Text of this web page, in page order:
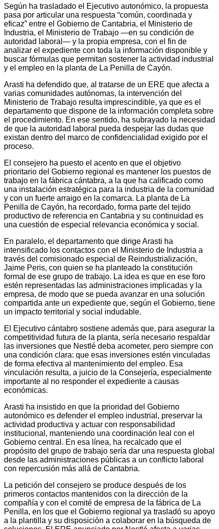
Según ha trasladado el Ejecutivo autonómico, la propuesta
pasa por articular una respuesta “común, coordinada y
eficaz” entre el Gobierno de Cantabria, el Ministerio de
Industria, el Ministerio de Trabajo —en su condición de
autoridad laboral— y la propia empresa, con el fin de
analizar el expediente con toda la información disponible y
buscar fórmulas que permitan sostener la actividad industrial
y el empleo en la planta de La Penilla de Cayón.
Arasti ha defendido que, al tratarse de un ERE que afecta a
varias comunidades autónomas, la intervención del
Ministerio de Trabajo resulta imprescindible, ya que es el
departamento que dispone de la información completa sobre
el procedimiento. En ese sentido, ha subrayado la necesidad
de que la autoridad laboral pueda despejar las dudas que
existan dentro del marco de confidencialidad exigido por el
proceso.
El consejero ha puesto el acento en que el objetivo
prioritario del Gobierno regional es mantener los puestos de
trabajo en la fábrica cántabra, a la que ha calificado como
una instalación estratégica para la industria de la comunidad
y con un fuerte arraigo en la comarca. La planta de La
Penilla de Cayón, ha recordado, forma parte del tejido
productivo de referencia en Cantabria y su continuidad es
una cuestión de especial relevancia económica y social.
En paralelo, el departamento que dirige Arasti ha
intensificado los contactos con el Ministerio de Industria a
través del comisionado especial de Reindustrialización,
Jaime Peris, con quien se ha planteado la constitución
formal de ese grupo de trabajo. La idea es que en ese foro
estén representadas las administraciones implicadas y la
empresa, de modo que se pueda avanzar en una solución
compartida ante un expediente que, según el Gobierno, tiene
un impacto territorial y social indudable.
El Ejecutivo cántabro sostiene además que, para asegurar la
competitividad futura de la planta, sería necesario respaldar
las inversiones que Nestlé deba acometer, pero siempre con
una condición clara: que esas inversiones estén vinculadas
de forma efectiva al mantenimiento del empleo. Esa
vinculación resulta, a juicio de la Consejería, especialmente
importante al no responder el expediente a causas
económicas.
Arasti ha insistido en que la prioridad del Gobierno
autonómico es defender el empleo industrial, preservar la
actividad productiva y actuar con responsabilidad
institucional, manteniendo una coordinación leal con el
Gobierno central. En esa línea, ha recalcado que el
propósito del grupo de trabajo sería dar una respuesta global
desde las administraciones públicas a un conflicto laboral
con repercusión más allá de Cantabria.
La petición del consejero se produce después de los
primeros contactos mantenidos con la dirección de la
compañía y con el comité de empresa de la fábrica de La
Penilla, en los que el Gobierno regional ya trasladó su apoyo
a la plantilla y su disposición a colaborar en la búsqueda de